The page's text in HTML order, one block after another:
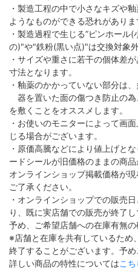
・製造工程の中で小さなキズや
ようなものができる恐れがありま
・製造過程で生じる”ピンホール
の)"や"鉄粉(黒い点)"は交換対象外
・サイズや重さに若干の個体差
寸法となります。
・釉薬のかかっていない部分は
器を置いた面の傷つき防止の
を敷くことをオススメします。
・お使いのモニターによって画
じる場合がございます。
・原価高騰などにより値上げと
ードシールが旧価格のままの商品
オンラインショップ掲載価格が
ご了承ください。
・オンラインショップでの販売
り、既に実店舗での販売が終了し
予め、ご希望店舗への在庫有無の
※店舗と在庫を共有しているため
終了することがございます。予め
詳しい商品の特性についてはこち